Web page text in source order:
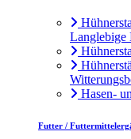
Langlebige
Hasen-
Futter /